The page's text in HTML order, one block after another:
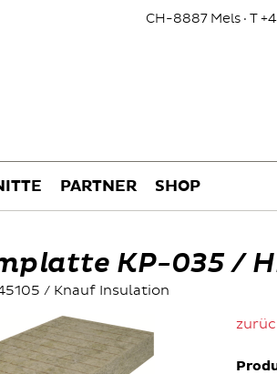
CH-8887 Mels · T
PARTNER SHOP
KP-035 /
/ Knauf Insulation